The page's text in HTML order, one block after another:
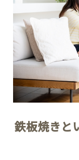
鉄板焼きと